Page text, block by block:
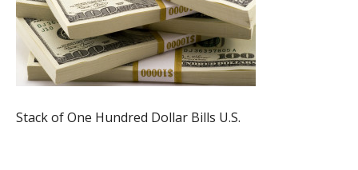
Stack of One Hundred Dollar Bills U.S.